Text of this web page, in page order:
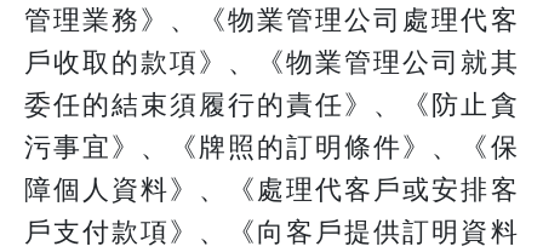
管理業務》、《物業管理公司處理代客
戶收取的款項》、《物業管理公司就其
委任的結束須履行的責任》、《防止貪
污事宜》、《牌照的訂明條件》、《保
障個人資料》、《處理代客戶或安排客
戶支付款項》、《向客戶提供訂明資料